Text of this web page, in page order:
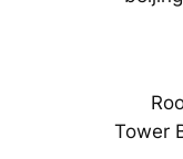
Tower